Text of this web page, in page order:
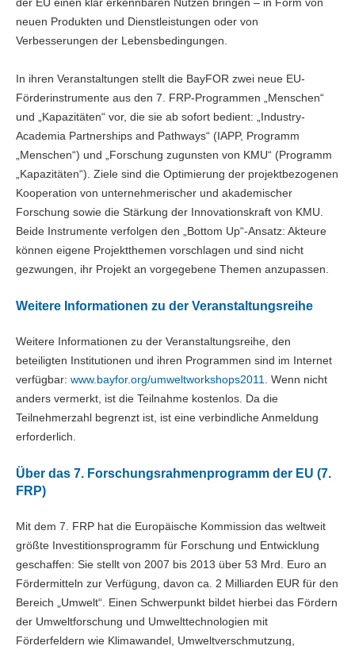
neuen Produkten und Dienstleistungen oder von
Verbesserungen der Lebensbedingungen.
In ihren Veranstaltungen stellt die BayFOR zwei neue EU-
Förderinstrumente aus den 7. FRP-Programmen „Menschen“
und „Kapazitäten“ vor, die sie ab sofort bedient: „Industry-
Academia Partnerships and Pathways“ (IAPP, Programm
„Menschen“) und „Forschung zugunsten von KMU“ (Programm
„Kapazitäten“). Ziele sind die Optimierung der projektbezogenen
Kooperation von unternehmerischer und akademischer
Forschung sowie die Stärkung der Innovationskraft von KMU.
Beide Instrumente verfolgen den „Bottom Up“-Ansatz: Akteure
können eigene Projektthemen vorschlagen und sind nicht
gezwungen, ihr Projekt an vorgegebene Themen anzupassen.
Weitere Informationen zu der Veranstaltungsreihe
Weitere Informationen zu der Veranstaltungsreihe, den
beteiligten Institutionen und ihren Programmen sind im Internet
verfügbar: www.bayfor.org/umweltworkshops2011
. Wenn nicht
anders vermerkt, ist die Teilnahme kostenlos. Da die
Teilnehmerzahl begrenzt ist, ist eine verbindliche Anmeldung
erforderlich.
Über das 7. Forschungsrahmenprogramm der EU (7.
FRP)
Mit dem 7. FRP hat die Europäische Kommission das weltweit
größte Investitionsprogramm für Forschung und Entwicklung
geschaffen: Sie stellt von 2007 bis 2013 über 53 Mrd. Euro an
Fördermitteln zur Verfügung, davon ca. 2 Milliarden EUR für den
Bereich „Umwelt“. Einen Schwerpunkt bildet hierbei das Fördern
der Umweltforschung und Umwelttechnologien mit
Förderfeldern wie Klimawandel, Umweltverschmutzung,